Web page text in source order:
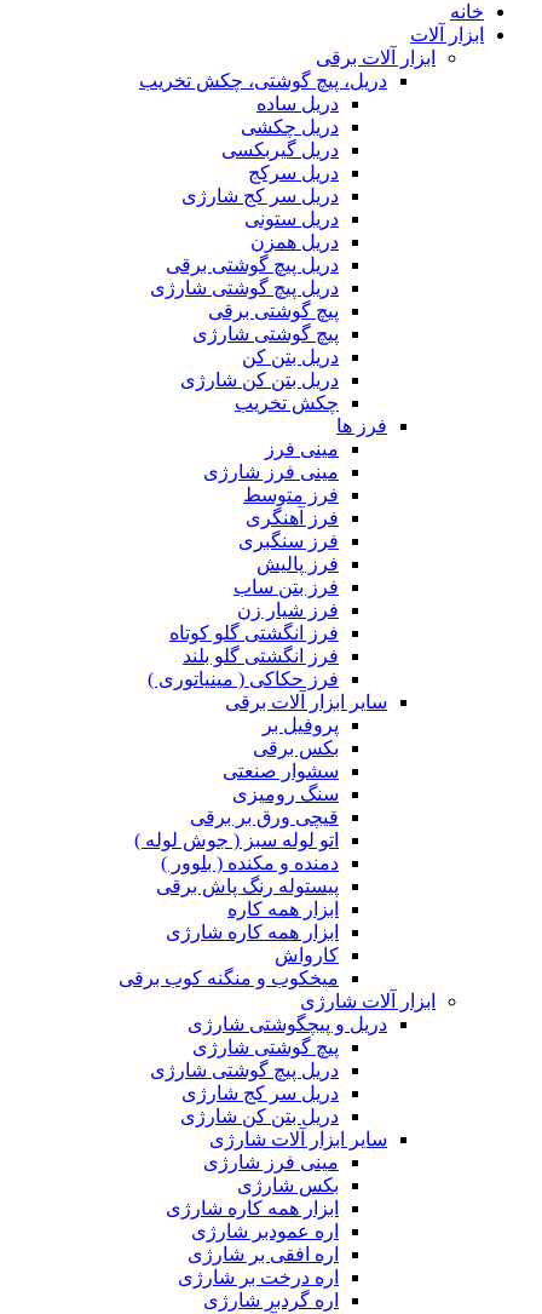
خانه
ابزار آلات
ابزار آلات برقی
دریل، پیچ گوشتی، چکش تخریب
دریل ساده
دریل چکشی
دریل گیربکسی
دریل سرکج
دریل سر کج شارژی
دریل ستونی
دریل همزن
دریل پیچ گوشتی برقی
دریل پیچ گوشتی شارژی
پیچ گوشتی برقی
پیچ گوشتی شارژی
دریل بتن کن
دریل بتن کن شارژی
چکش تخریب
فرز ها
مینی فرز
مینی فرز شارژی
فرز متوسط
فرز آهنگری
فرز سنگبری
فرز پالیش
فرز بتن ساب
فرز شیار زن
فرز انگشتی گلو کوتاه
فرز انگشتی گلو بلند
فرز حکاکی ( مینیاتوری )
سایر ابزار آلات برقی
پروفیل بر
بکس برقی
سشوار صنعتی
سنگ رومیزی
قیچی ورق بر برقی
اتو لوله سبز ( جوش لوله )
دمنده و مکنده ( بلوور )
پیستوله رنگ پاش برقی
ابزار همه کاره
ابزار همه کاره شارژی
کارواش
میخکوب و منگنه کوب برقی
ابزار آلات شارژی
دریل و پیچگوشتی شارژی
پیچ گوشتی شارژی
دریل پیچ گوشتی شارژی
دریل سر کج شارژی
دریل بتن کن شارژی
سایر ابزار آلات شارژی
مینی فرز شارژی
بکس شارژی
ابزار همه کاره شارژی
اره عمودبر شارژی
اره افقی بر شارژی
اره درخت بر شارژی
اره گردبر شارژی